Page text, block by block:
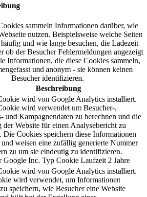
sammeln Informationen darüber, wie
nutzen. Beispielsweise welche Seiten
und wie lange besuchen, die Ladezeit
ob der Besucher Fehlermeldungen angezeigt
Informationen, die diese Cookies sammeln,
und anonym - sie können keinen
Besucher identifizieren.
Beschreibung
wird von Google Analytics installiert.
wird verwendet um Besucher-,
und Kampagnendaten zu berechnen und die
der Website für einen Analysebericht zu
Die Cookies speichern diese Informationen
weisen eine zufällig generierte Nummer
zu um sie eindeutig zu identifizieren.
Google Inc. Typ Cookie Laufzeit 2 Jahre
wird von Google Analytics installiert.
wird verwendet, um Informationen
speichern, wie Besucher eine Website